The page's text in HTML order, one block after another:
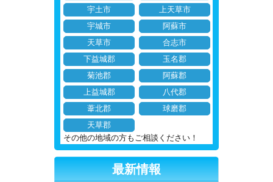
宇土市
上天草市
宇城市
阿蘇市
天草市
合志市
下益城郡
玉名郡
菊池郡
阿蘇郡
上益城郡
八代郡
葦北郡
球磨郡
天草郡
その他の地域の方もご相談ください！
最新情報